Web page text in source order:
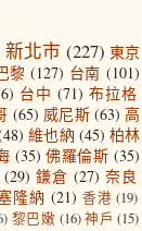
新北市 (227) 東京
黎 (127) 台南 (101)
台中 (71) 布拉格
(65) 威尼斯 (63) 高
維也納 (45) 柏林
(35) 佛羅倫斯 (35)
(29) 鎌倉 (27) 奈良
隆納 (21) 香港 (19)
黎巴嫩 (16) 神戶 (15)